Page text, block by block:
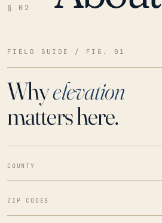
§ 02
FIELD GUIDE / FIG. 01
Whyelevation
matters here.
COUNTY
ZIP CODES